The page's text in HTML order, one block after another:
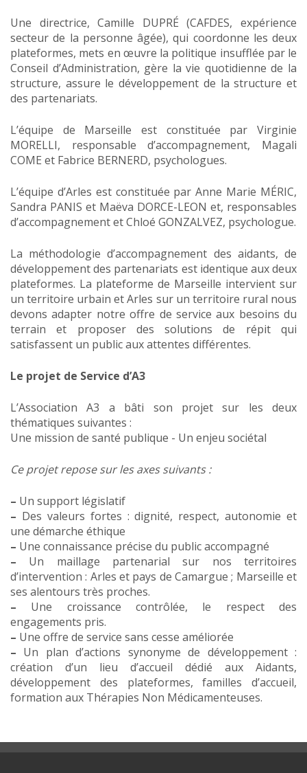
Une directrice, Camille DUPRÉ (CAFDES, expérience
secteur de la personne âgée), qui coordonne les deux
plateformes, mets en œuvre la politique insufflée par le
Conseil d’Administration, gère la vie quotidienne de la
structure, assure le développement de la structure et
des partenariats.
L’équipe de Marseille est constituée par Virginie
MORELLI, responsable d’accompagnement, Magali
COME et Fabrice BERNERD, psychologues.
L’équipe d’Arles est constituée par Anne Marie MÉRIC,
Sandra PANIS et Maëva DORCE-LEON et, responsables
d’accompagnement et Chloé GONZALVEZ, psychologue.
La méthodologie d’accompagnement des aidants, de
développement des partenariats est identique aux deux
plateformes. La plateforme de Marseille intervient sur
un territoire urbain et Arles sur un territoire rural nous
devons adapter notre offre de service aux besoins du
terrain et proposer des solutions de répit qui
satisfassent un public aux attentes différentes.
Le projet de Service d’A3
L’Association A3 a bâti son projet sur les deux
thématiques suivantes :
Une mission de santé publique - Un enjeu sociétal
Ce projet repose sur les axes suivants :
– Un support législatif
– Des valeurs fortes : dignité, respect, autonomie et
une démarche éthique
– Une connaissance précise du public accompagné
– Un maillage partenarial sur nos territoires
d’intervention : Arles et pays de Camargue ; Marseille et
ses alentours très proches.
– Une croissance contrôlée, le respect des
engagements pris.
– Une offre de service sans cesse améliorée
– Un plan d’actions synonyme de développement :
création d’un lieu d’accueil dédié aux Aidants,
développement des plateformes, familles d’accueil,
formation aux Thérapies Non Médicamenteuses.